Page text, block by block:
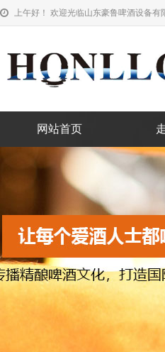
上午好！ 欢迎光临山东豪鲁啤酒设备有
网站首页